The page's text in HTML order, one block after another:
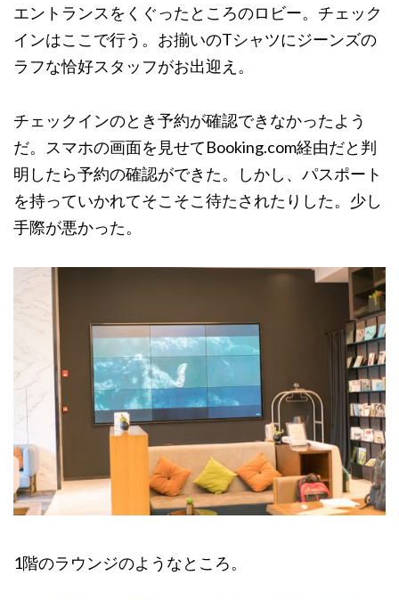
エントランスをくぐったところのロビー。チェック
インはここで行う。お揃いのTシャツにジーンズの
ラフな恰好スタッフがお出迎え。
チェックインのとき予約が確認できなかったよう
だ。スマホの画面を見せてBooking.com経由だと判
明したら予約の確認ができた。しかし、パスポート
を持っていかれてそこそこ待たされたりした。少し
手際が悪かった。
1階のラウンジのようなところ。